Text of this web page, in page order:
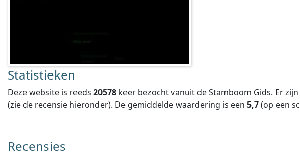
Statistieken
Deze website is reeds 20578 keer bezocht vanuit de Stamboom Gids. Er zijn
(zie de recensie hieronder). De gemiddelde waardering is een 5,7(op een
Recensies